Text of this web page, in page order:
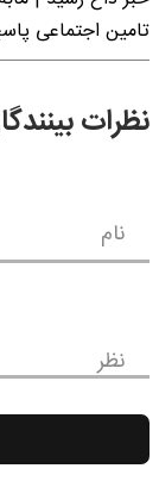
تامین اجتماعی
نظرات
نام
نظر